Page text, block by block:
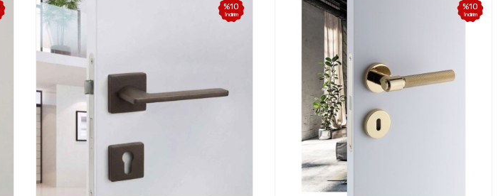
%10
İndirim
%10
İndirim